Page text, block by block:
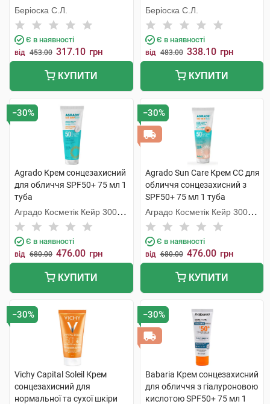
Беріоска С.Л.
Є в наявності
від 453.00 317.10 грн
КУПИТИ
Беріоска С.Л.
Є в наявності
від 483.00 338.10 грн
КУПИТИ
−30%
Agrado Крем сонцезахисний
для обличчя SPF50+ 75 мл 1
туба
Аградо Косметік Кейр 3000
С.Л.У.
Є в наявності
від 680.00 476.00 грн
КУПИТИ
−30%
Agrado Sun Care Крем СС для
обличчя сонцезахисний з
SPF50+ 75 мл 1 туба
Аградо Косметік Кейр 3000
С.Л.У.
Є в наявності
від 680.00 476.00 грн
КУПИТИ
−30%
Vichy Capital Soleil Крем
сонцезахисний для
нормальної та сухої шкіри
−30%
Babaria Крем сонцезахисний
для обличчя з гіалуроновою
кислотою SPF50+ 75 мл 1